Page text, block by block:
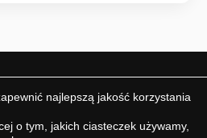
najlepszą jakość korzystania
o tym, jakich ciasteczek używamy,